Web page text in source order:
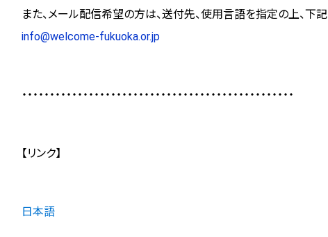
また、メール配信希望の方は、送付先、使用言語を指定の上、下記
info@welcome-fukuoka.or.jp
・・・・・・・・・・・・・・・・・・・・・・・・・・・・・・・・・・・・・・・・・・・・・・・・・
【リンク】
日本語